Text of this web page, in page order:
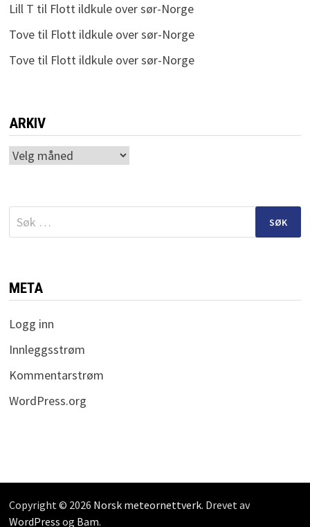
Lill T til Flott ildkule over sør-Norge
Tovetil Flott ildkule over sør-Norge
Tovetil Flott ildkule over sør-Norge
ARKIV
Arkiv
Søk
etter:
META
Logg inn
Innleggsstrøm
Kommentarstrøm
WordPress.org
Copyright © 2026 Norsk meteornettverk. Drevet av
WordPress og Bam.